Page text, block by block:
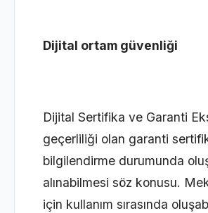
Dijital ortam güvenliği
Dijital Sertifika ve Garanti
geçerliliği olan garanti
bilgilendirme durumunda
alınabilmesi söz konusu.
için kullanım sırasında